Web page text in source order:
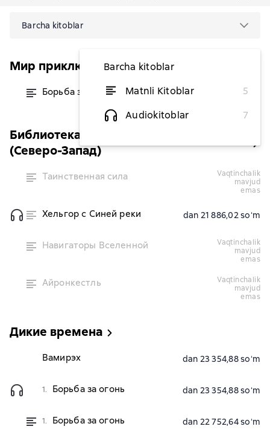
Barcha kitoblar
Barcha kitoblar
Matnli Kitoblar
5
Audiokitoblar
7
Мир приключений (Азбука-Аттикус)
Борьба за огонь dan 22 752,64 soʻm
Библиотека фантастики и приключений
(Северо-Запад)
Таинственная сила
vaqtinchalik
mavjud
emas
Хельгор с Синей реки dan 21 886,02 soʻm
Навигаторы Вселенной
vaqtinchalik
mavjud
emas
Айронкестль
vaqtinchalik
mavjud
emas
Дикие времена
Вамирэх dan 23 354,88 soʻm
1. Борьба за огонь dan 23 354,88 soʻm
1. Борьба за огонь dan 22 752,64 soʻm